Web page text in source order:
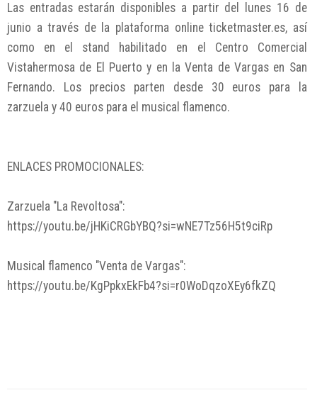
Las entradas estarán disponibles a partir del lunes 16 de
junio a través de la plataforma online ticketmaster.es, así
como en el stand habilitado en el Centro Comercial
Vistahermosa de El Puerto y en la Venta de Vargas en San
Fernando. Los precios parten desde 30 euros para la
zarzuela y 40 euros para el musical flamenco.
ENLACES PROMOCIONALES:
Zarzuela "La Revoltosa":
https://youtu.be/jHKiCRGbYBQ?si=wNE7Tz56H5t9ciRp
Musical flamenco "Venta de Vargas":
https://youtu.be/KgPpkxEkFb4?si=r0WoDqzoXEy6fkZQ